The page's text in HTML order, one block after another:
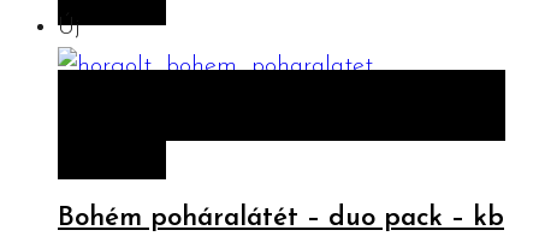
Új
Bohém poháralátét – duo pack – kb